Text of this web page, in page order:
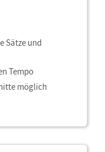
Sätze und
Tempo
möglich